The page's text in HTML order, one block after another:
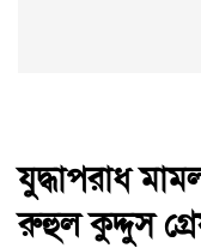
যুদ্ধাপরাধ
রুহুল কুদ্দুস